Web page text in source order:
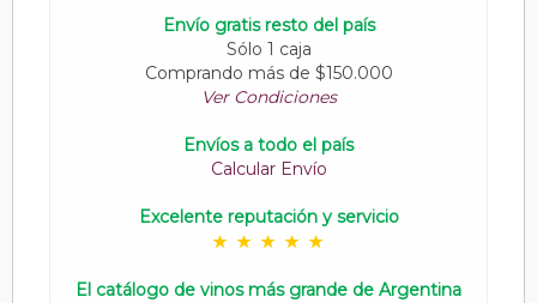
Envío gratis resto del país
Sólo 1 caja
Comprando más de $150.000
Ver Condiciones
Envíos a todo el país
Calcular Envío
Excelente reputación y servicio
El catálogo de vinos más grande de Argentina